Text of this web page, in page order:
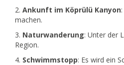
Ankunft im Köprülü Kanyon
machen.
Naturwanderung: Unter der
Region.
Schwimmstopp: Es wird ein